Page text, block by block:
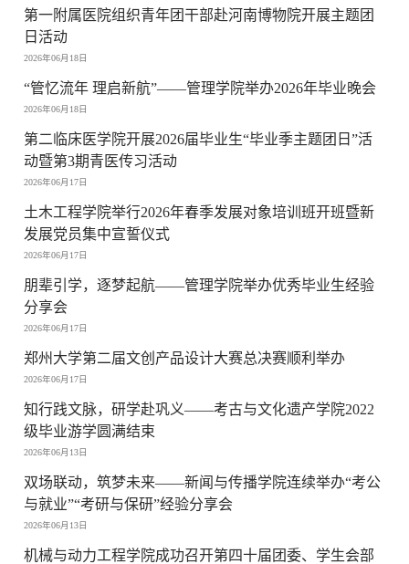
第一附属医院组织青年团干部赴河南博物院开展主题团
日活动
2026年06月18日
“管忆流年 理启新航”——管理学院举办2026年毕业晚会
2026年06月18日
第二临床医学院开展2026届毕业生“毕业季主题团日”活
动暨第3期青医传习活动
2026年06月17日
土木工程学院举行2026年春季发展对象培训班开班暨新
发展党员集中宣誓仪式
2026年06月17日
朋辈引学，逐梦起航——管理学院举办优秀毕业生经验
分享会
2026年06月17日
郑州大学第二届文创产品设计大赛总决赛顺利举办
2026年06月17日
知行践文脉，研学赴巩义——考古与文化遗产学院2022
级毕业游学圆满结束
2026年06月13日
双场联动，筑梦未来——新闻与传播学院连续举办“考公
与就业”“考研与保研”经验分享会
2026年06月13日
机械与动力工程学院成功召开第四十届团委、学生会部